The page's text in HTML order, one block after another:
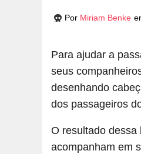
Por Miriam Benke
Para ajudar a
seus
desenhando
dos passageiros
O resultado dessa
acompanham em